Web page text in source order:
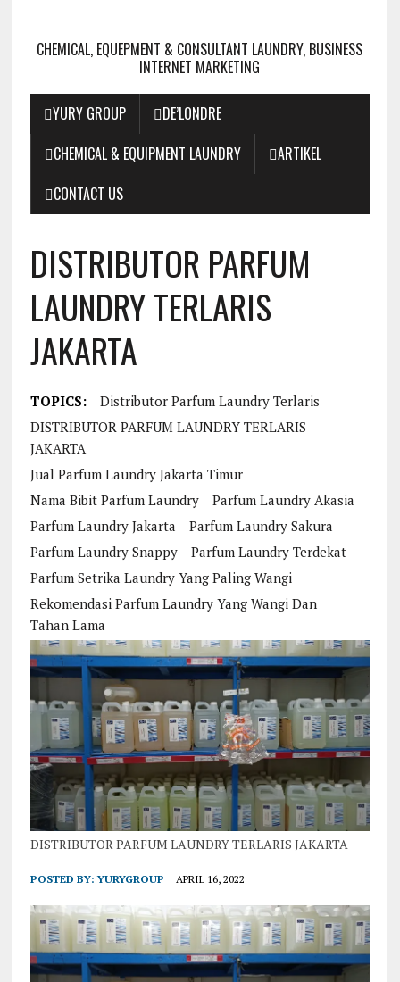
CHEMICAL, EQUEPMENT & CONSULTANT LAUNDRY, BUSINESS
INTERNET MARKETING
YURY GROUP
DE’LONDRE
CHEMICAL & EQUIPMENT LAUNDRY
ARTIKEL
CONTACT US
DISTRIBUTOR PARFUM
LAUNDRY TERLARIS
JAKARTA
TOPICS:
Distributor Parfum Laundry Terlaris
DISTRIBUTOR PARFUM LAUNDRY TERLARIS
JAKARTA
Jual Parfum Laundry Jakarta Timur
Nama Bibit Parfum Laundry
Parfum Laundry Akasia
Parfum Laundry Jakarta
Parfum Laundry Sakura
Parfum Laundry Snappy
Parfum Laundry Terdekat
Parfum Setrika Laundry Yang Paling Wangi
Rekomendasi Parfum Laundry Yang Wangi Dan
Tahan Lama
DISTRIBUTOR PARFUM LAUNDRY TERLARIS JAKARTA
POSTED BY:YURYGROUP APRIL 16, 2022